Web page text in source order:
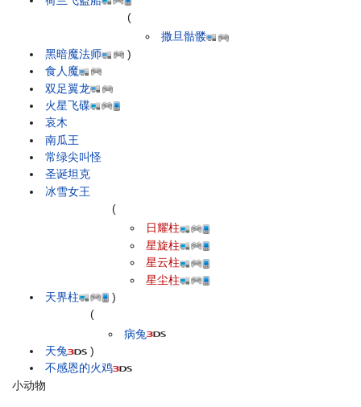
黑暗魔法师
(
撒旦骷髅
)
食人魔
双足翼龙
火星飞碟
哀木
南瓜王
常绿尖叫怪
圣诞坦克
冰雪女王
天界柱
(
日耀柱
星旋柱
星云柱
星尘柱
)
天兔
(
病兔
)
不感恩的火鸡
小动物